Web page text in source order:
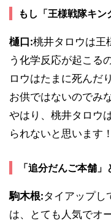
もし「王様戦隊キ
樋口:桃井タロウは王
う化学反応が起こる
ロウはたまに死んだ
お供ではないのでみ
やはり、桃井タロウ
られないと思います！
「追分だんご本舗
駒木根:タイアップし
は、とても人気でオ